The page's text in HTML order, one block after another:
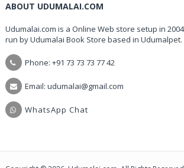
ABOUT UDUMALAI.COM
Udumalai.com is a Online Web store setup in
run by Udumalai Book Store based in Udumalpet.
Phone: +91 73 73 73 77 42
Email: udumalai@gmail.com
WhatsApp Chat